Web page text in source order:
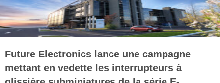
Future Electronics lance une campagne
mettant en vedette les interrupteurs à